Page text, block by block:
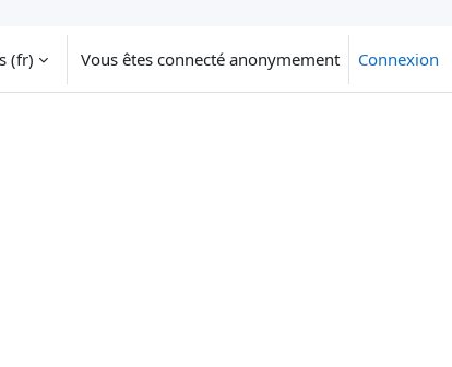
‎(fr)‎ Vous êtes connecté anonymement Connexion